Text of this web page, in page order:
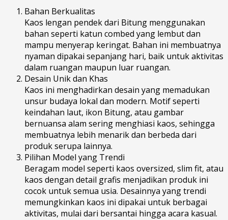
Bahan Berkualitas
Kaos lengan pendek dari Bitung menggunakan
bahan seperti katun combed yang lembut dan
mampu menyerap keringat. Bahan ini membuatnya
nyaman dipakai sepanjang hari, baik untuk aktivitas
dalam ruangan maupun luar ruangan.
Desain Unik dan Khas
Kaos ini menghadirkan desain yang memadukan
unsur budaya lokal dan modern. Motif seperti
keindahan laut, ikon Bitung, atau gambar
bernuansa alam sering menghiasi kaos, sehingga
membuatnya lebih menarik dan berbeda dari
produk serupa lainnya.
Pilihan Model yang Trendi
Beragam model seperti kaos oversized, slim fit, atau
kaos dengan detail grafis menjadikan produk ini
cocok untuk semua usia. Desainnya yang trendi
memungkinkan kaos ini dipakai untuk berbagai
aktivitas, mulai dari bersantai hingga acara kasual.